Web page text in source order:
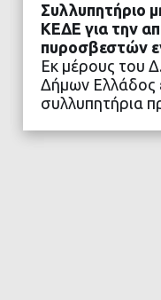
Συλλυπητήριο
ΚΕΔΕ για την
πυροσβεστών
Εκ μέρους του
Δήμων Ελλάδος
συλλυπητήρια